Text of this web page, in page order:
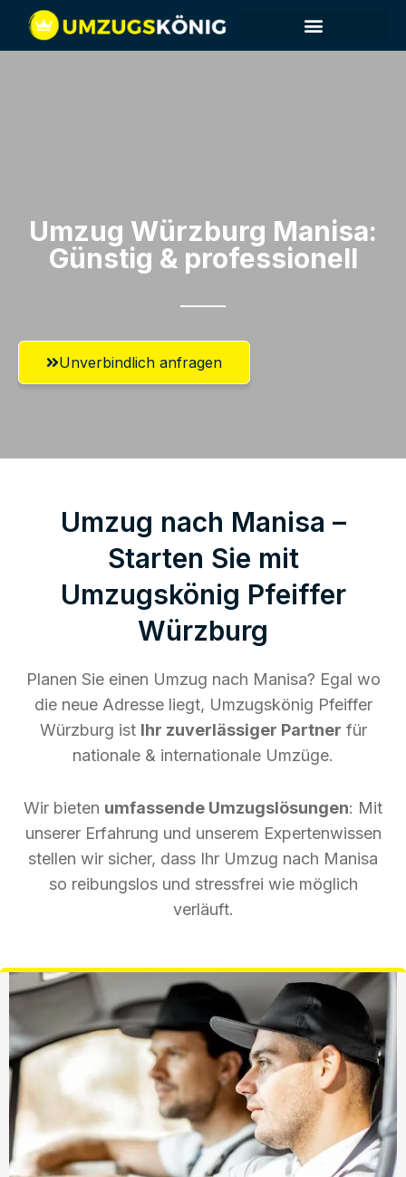
Umzug Würzburg​ Manisa:
Günstig & professionell​
Unverbindlich anfragen
Umzug nach Manisa –
Starten Sie mit
Umzugskönig Pfeiffer
Würzburg
Planen Sie einen Umzug nach Manisa? Egal wo
die neue Adresse liegt, Umzugskönig Pfeiffer
Würzburg ist Ihr zuverlässiger Partner für
nationale & internationale Umzüge.
Wir bieten umfassende Umzugslösungen: Mit
unserer Erfahrung und unserem Expertenwissen
stellen wir sicher, dass Ihr Umzug nach Manisa
so reibungslos und stressfrei wie möglich
verläuft.